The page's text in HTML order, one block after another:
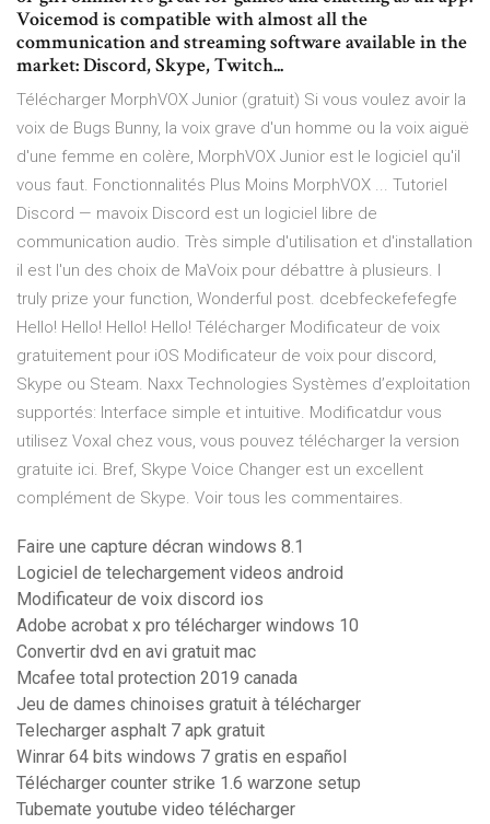
Voicemod is compatible with almost all the
communication and streaming software available in the
market: Discord, Skype, Twitch...
Télécharger MorphVOX Junior (gratuit) Si vous voulez avoir la
voix de Bugs Bunny, la voix grave d'un homme ou la voix aiguë
d'une femme en colère, MorphVOX Junior est le logiciel qu'il
vous faut. Fonctionnalités Plus Moins MorphVOX ... Tutoriel
Discord — mavoix Discord est un logiciel libre de
communication audio. Très simple d'utilisation et d'installation
il est l'un des choix de MaVoix pour débattre à plusieurs. I
truly prize your function, Wonderful post. dcebfeckefefegfe
Hello! Hello! Hello! Hello! Télécharger Modificateur de voix
gratuitement pour iOS Modificateur de voix pour discord,
Skype ou Steam. Naxx Technologies Systèmes d’exploitation
supportés: Interface simple et intuitive. Modificatdur vous
utilisez Voxal chez vous, vous pouvez télécharger la version
gratuite ici. Bref, Skype Voice Changer est un excellent
complément de Skype. Voir tous les commentaires.
Faire une capture décran windows 8.1
Logiciel de telechargement videos android
Modificateur de voix discord ios
Adobe acrobat x pro télécharger windows 10
Convertir dvd en avi gratuit mac
Mcafee total protection 2019 canada
Jeu de dames chinoises gratuit à télécharger
Telecharger asphalt 7 apk gratuit
Winrar 64 bits windows 7 gratis en español
Télécharger counter strike 1.6 warzone setup
Tubemate youtube video télécharger